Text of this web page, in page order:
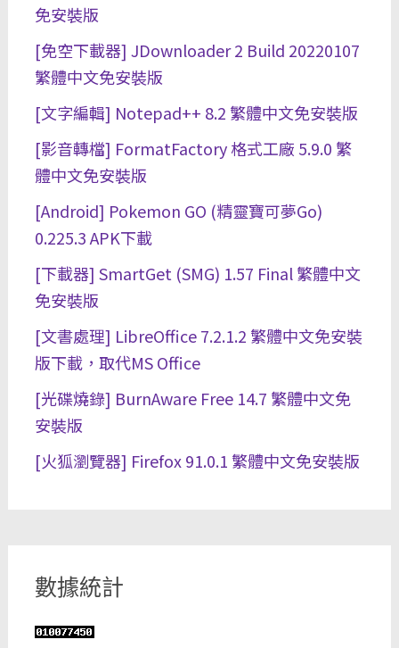
免安裝版
[免空下載器] JDownloader 2 Build 20220107
繁體中文免安裝版
[文字編輯] Notepad++ 8.2 繁體中文免安裝版
[影音轉檔] FormatFactory 格式工廠 5.9.0 繁
體中文免安裝版
[Android] Pokemon GO (精靈寶可夢Go)
0.225.3 APK下載
[下載器] SmartGet (SMG) 1.57 Final 繁體中文
免安裝版
[文書處理] LibreOffice 7.2.1.2 繁體中文免安裝
版下載，取代MS Office
[光碟燒錄] BurnAware Free 14.7 繁體中文免
安裝版
[火狐瀏覽器] Firefox 91.0.1 繁體中文免安裝版
數據統計